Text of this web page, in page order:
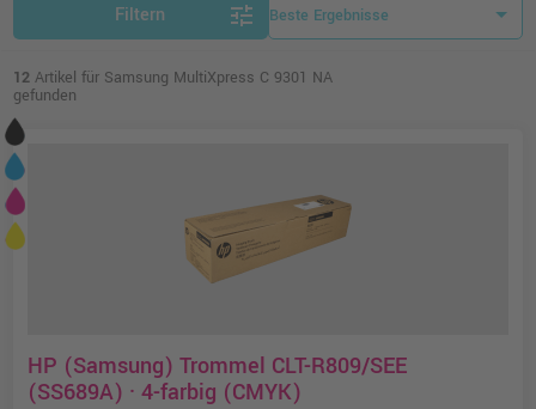
Filtern tune
12 Artikel für Samsung MultiXpress C 9301 NA
gefunden
HP (Samsung) Trommel CLT-R809/SEE
(SS689A) · 4-farbig (CMYK)